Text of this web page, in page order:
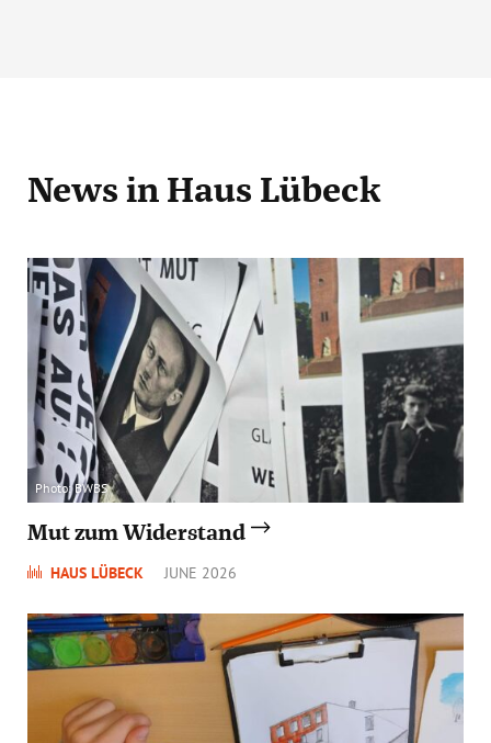
News in Haus Lübeck
Photo: BWBS
Mut zum Widerstand
HAUS LÜBECK JUNE 2026